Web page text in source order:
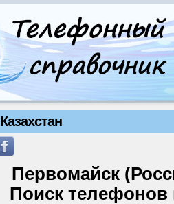
Казахстан
Первомайск
Поиск